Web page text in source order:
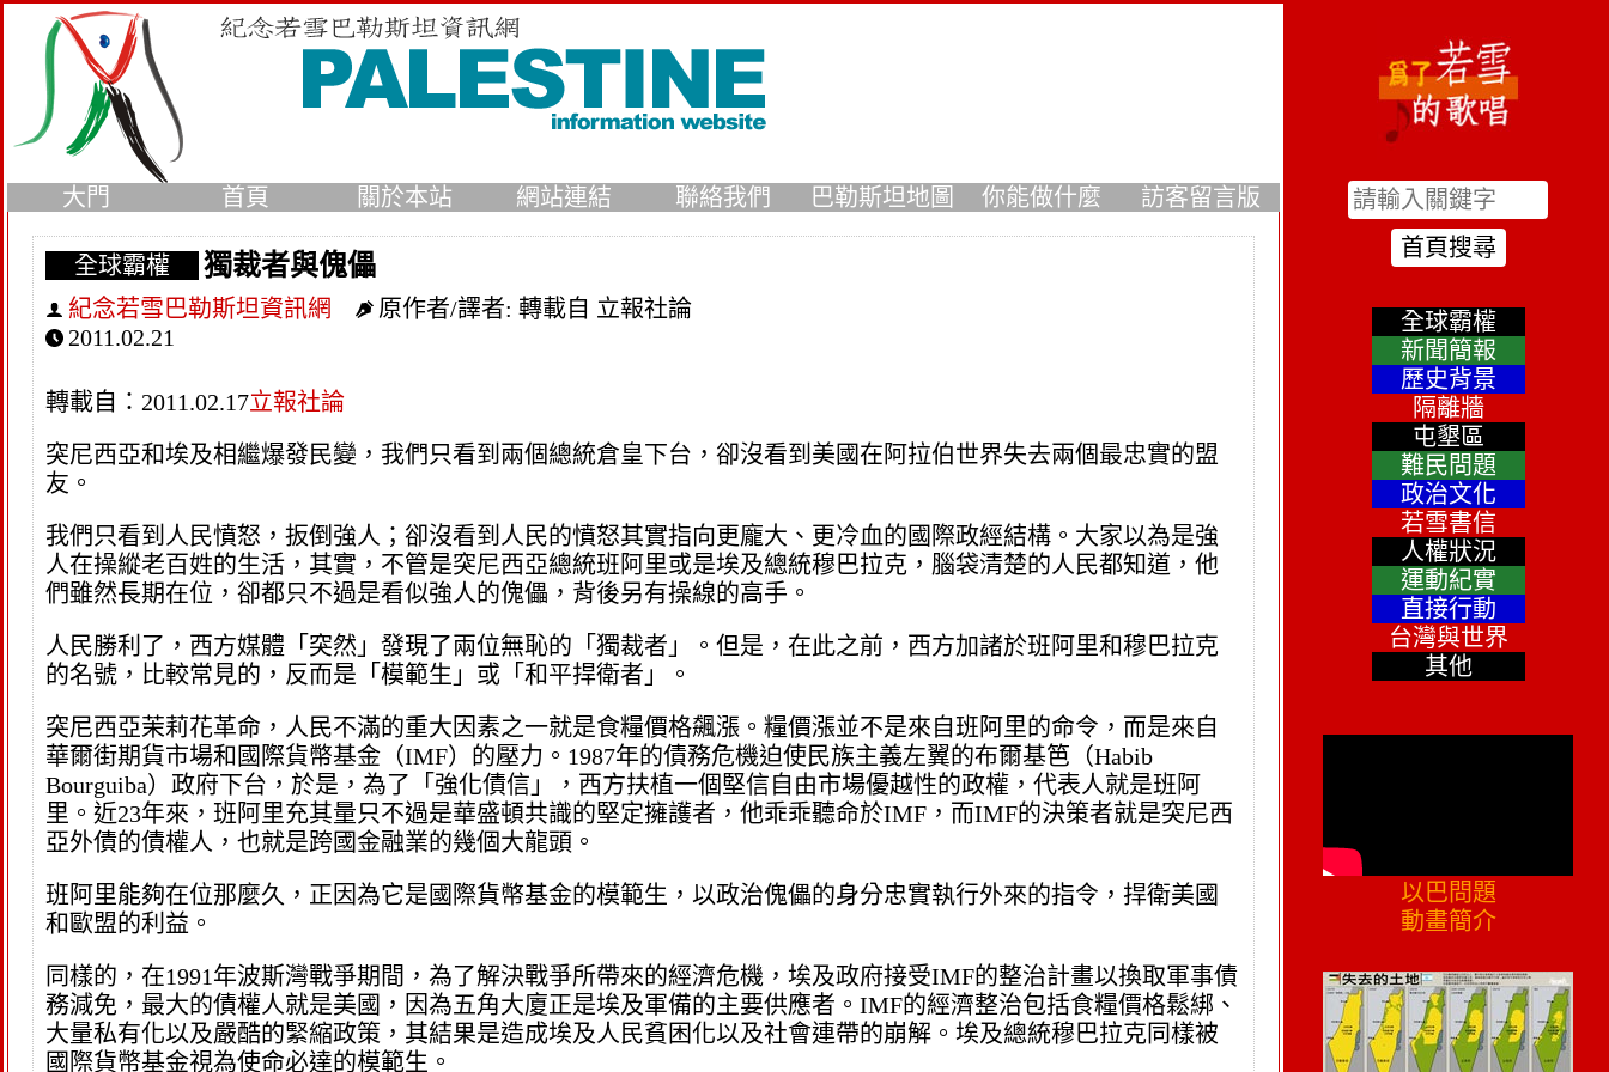
大門 首頁 關於本站 網站連結 聯絡我們 巴勒斯坦地圖 你能做什麼 訪客留言版
全球霸權 獨裁者與傀儡
紀念若雪巴勒斯坦資訊網 原作者/譯者: 轉載自 立報社論
2011.02.21
轉載自：2011.02.17立報社論
突尼西亞和埃及相繼爆發民變，我們只看到兩個總統倉皇下台，卻沒看到美國在阿拉伯世界失去兩個最忠實的盟
友。
我們只看到人民憤怒，扳倒強人；卻沒看到人民的憤怒其實指向更龐大、更冷血的國際政經結構。大家以為是強
人在操縱老百姓的生活，其實，不管是突尼西亞總統班阿里或是埃及總統穆巴拉克，腦袋清楚的人民都知道，他
們雖然長期在位，卻都只不過是看似強人的傀儡，背後另有操線的高手。
人民勝利了，西方媒體「突然」發現了兩位無恥的「獨裁者」。但是，在此之前，西方加諸於班阿里和穆巴拉克
的名號，比較常見的，反而是「模範生」或「和平捍衛者」。
突尼西亞茉莉花革命，人民不滿的重大因素之一就是食糧價格飆漲。糧價漲並不是來自班阿里的命令，而是來自
華爾街期貨市場和國際貨幣基金（IMF）的壓力。1987年的債務危機迫使民族主義左翼的布爾基笆（Habib
Bourguiba）政府下台，於是，為了「強化債信」，西方扶植一個堅信自由市場優越性的政權，代表人就是班阿
里。近23年來，班阿里充其量只不過是華盛頓共識的堅定擁護者，他乖乖聽命於IMF，而IMF的決策者就是突尼西
亞外債的債權人，也就是跨國金融業的幾個大龍頭。
班阿里能夠在位那麼久，正因為它是國際貨幣基金的模範生，以政治傀儡的身分忠實執行外來的指令，捍衛美國
和歐盟的利益。
同樣的，在1991年波斯灣戰爭期間，為了解決戰爭所帶來的經濟危機，埃及政府接受IMF的整治計畫以換取軍事債
務減免，最大的債權人就是美國，因為五角大廈正是埃及軍備的主要供應者。IMF的經濟整治包括食糧價格鬆綁、
大量私有化以及嚴酷的緊縮政策，其結果是造成埃及人民貧困化以及社會連帶的崩解。埃及總統穆巴拉克同樣被
國際貨幣基金視為使命必達的模範生。
全球霸權
新聞簡報
歷史背景
隔離牆
屯墾區
難民問題
政治文化
若雪書信
人權狀況
運動紀實
直接行動
台灣與世界
其他
以巴問題
動畫簡介